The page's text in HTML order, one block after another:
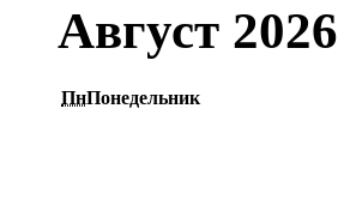
Август 2026
ПнПонедельник